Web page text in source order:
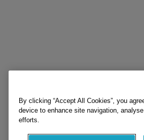
device to enhance site navigation,
efforts.